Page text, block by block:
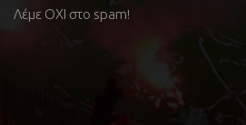
Λέμε ΟΧΙ στο spam!